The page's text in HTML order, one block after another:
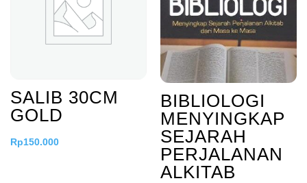
SALIB 30CM
GOLD
Rp150.000
BIBLIOLOGI
MENYINGKAP
SEJARAH
PERJALANAN
ALKITAB